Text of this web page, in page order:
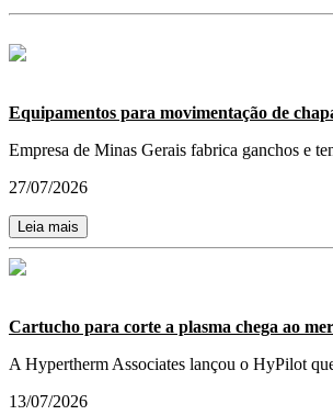
Equipamentos para movimentação de
Empresa de Minas Gerais fabrica ganchos e
27/07/2026
Leia mais
Cartucho para corte a plasma chega ao
A Hypertherm Associates lançou o HyPilot
13/07/2026